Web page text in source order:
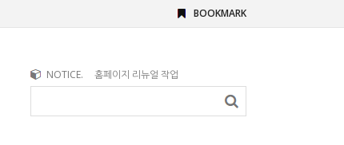
BOOKMARK
NOTICE. 홈페이지 리뉴얼 작업